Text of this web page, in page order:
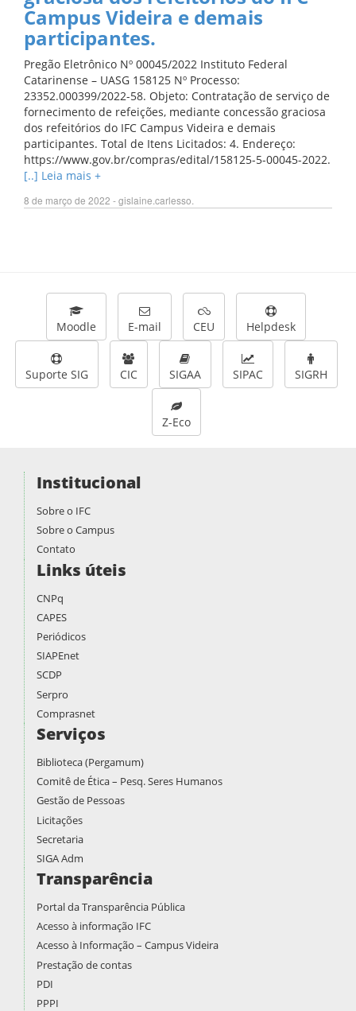
Campus Videira e demais
participantes.
Pregão Eletrônico Nº 00045/2022 Instituto Federal
Catarinense – UASG 158125 Nº Processo:
23352.000399/2022-58. Objeto: Contratação de serviço de
fornecimento de refeições, mediante concessão graciosa
dos refeitórios do IFC Campus Videira e demais
participantes. Total de Itens Licitados: 4. Endereço:
https://www.gov.br/compras/edital/158125-5-00045-2022.
[..] Leia mais +
8 de março de 2022 - gislaine.carlesso.
Moodle E-mail CEU Helpdesk
Suporte SIG CIC SIGAA SIPAC SIGRH
Z-Eco
Institucional
Sobre o IFC
Sobre o Campus
Contato
Links úteis
CNPq
CAPES
Periódicos
SIAPEnet
SCDP
Serpro
Comprasnet
Serviços
Biblioteca (Pergamum)
Comitê de Ética – Pesq. Seres Humanos
Gestão de Pessoas
Licitações
Secretaria
SIGA Adm
Transparência
Portal da Transparência Pública
Acesso à informação IFC
Acesso à Informação – Campus Videira
Prestação de contas
PDI
PPPI